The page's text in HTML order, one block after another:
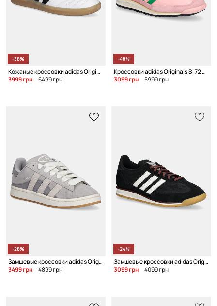
-38%
Кожаные кроссовки adidas Originals Samba JP
3999 грн
6499 грн
-48%
Кроссовки adidas Originals Sl 72 OG
3099 грн
5999 грн
-28%
Замшевые кроссовки adidas Originals Campus 00S Twist W
3499 грн
4899 грн
-24%
Замшевые кроссовки adidas Originals Sl 72 Og W
3099 грн
4099 грн